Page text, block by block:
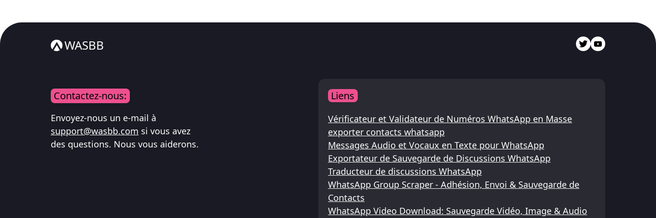
WASBB
Liens
Vérificateur et Validateur de Numéros WhatsApp en Masse
exporter contacts whatsapp
Messages Audio et Vocaux en Texte pour WhatsApp
Exportateur de Sauvegarde de Discussions WhatsApp
Traducteur de discussions WhatsApp
WhatsApp Group Scraper - Adhésion, Envoi & Sauvegarde de
Contacts
WhatsApp Video Download: Sauvegarde Vidéo, Image & Audio
Contactez-nous:
Envoyez-nous un e-mail à
support@wasbb.com si vous avez
des questions. Nous vous aiderons.